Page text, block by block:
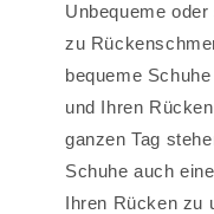
Unbequeme
zu
bequeme
und Ihren
ganzen Tag
Schuhe auch
Ihren Rücken zu